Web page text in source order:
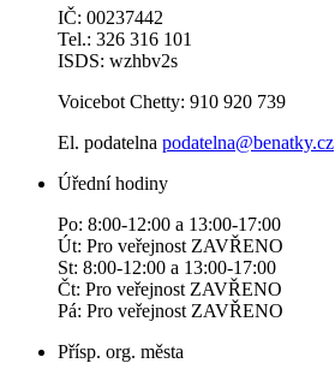
IČ: 00237442
Tel.: 326 316 101
ISDS: wzhbv2s
Voicebot Chetty: 910 920 739
El. podatelna podatelna@benatky.cz
Úřední hodiny
Po: 8:00-12:00 a 13:00-17:00
Út: Pro veřejnost ZAVŘENO
St: 8:00-12:00 a 13:00-17:00
Čt: Pro veřejnost ZAVŘENO
Pá: Pro veřejnost ZAVŘENO
Přísp. org. města